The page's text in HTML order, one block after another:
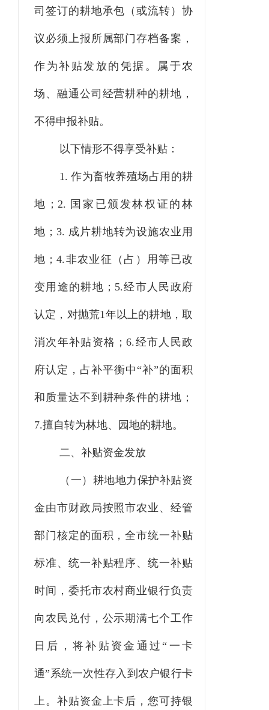
司签订的耕地承包（或流转）协
议必须上报所属部门存档备案，
作为补贴发放的凭据。属于农
场、融通公司经营耕种的耕地，
不得申报补贴。
以下情形不得享受补贴：
1. 作为畜牧养殖场占用的耕
地；2. 国家已颁发林权证的林
地；3. 成片耕地转为设施农业用
地；4.非农业征（占）用等已改
变用途的耕地；5.经市人民政府
认定，对抛荒1年以上的耕地，取
消次年补贴资格；6.经市人民政
府认定，占补平衡中“补”的面积
和质量达不到耕种条件的耕地；
7.擅自转为林地、园地的耕地。
二、补贴资金发放
（一）耕地地力保护补贴资
金由市财政局按照市农业、经管
部门核定的面积，全市统一补贴
标准、统一补贴程序、统一补贴
时间，委托市农村商业银行负责
向农民兑付，公示期满七个工作
日后，将补贴资金通过“一卡
通”系统一次性存入到农户银行卡
上。补贴资金上卡后，您可持银